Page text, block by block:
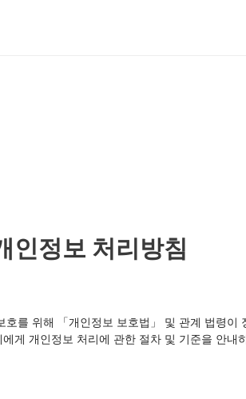
인정보 처리방침
를 위해 「개인정보 보호법」 및 관계 법령이
게 개인정보 처리에 관한 절차 및 기준을 안내